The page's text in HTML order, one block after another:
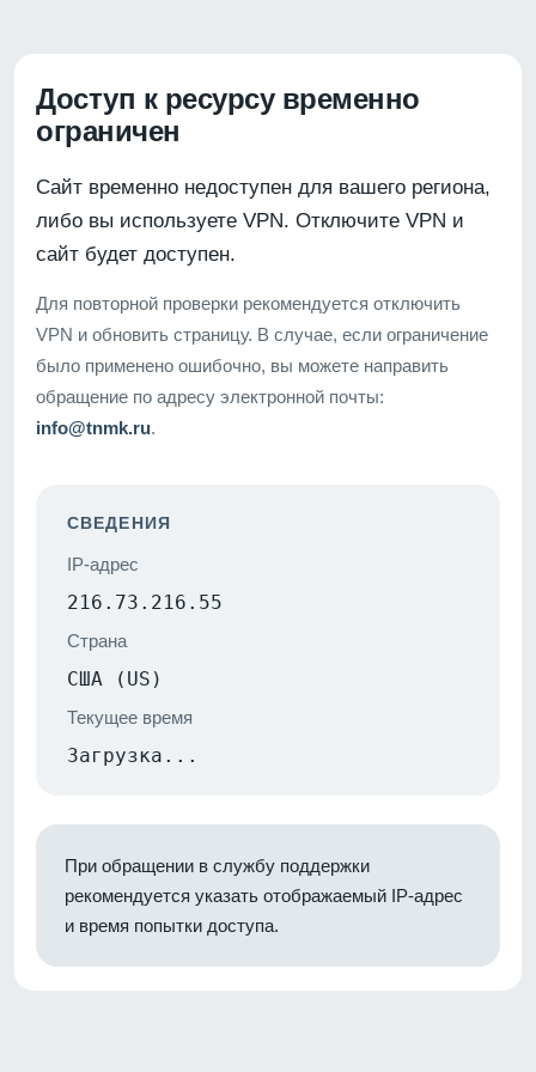
Доступ к ресурсу временно
ограничен
Сайт временно недоступен для вашего региона,
либо вы используете VPN. Отключите VPN и
сайт будет доступен.
Для повторной проверки рекомендуется отключить
VPN и обновить страницу. В случае, если ограничение
было применено ошибочно, вы можете направить
обращение по адресу электронной почты:
info@tnmk.ru.
СВЕДЕНИЯ
IP-адрес
216.73.216.55
Страна
США (US)
Текущее время
Загрузка...
При обращении в службу поддержки
рекомендуется указать отображаемый IP-адрес
и время попытки доступа.